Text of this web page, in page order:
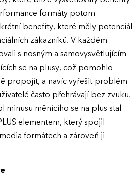
EFFIE 2026
O EFFIE
formáty potom
benefity, které měly potenciál
zákazníků. V každém
s nosným a samovysvětlujícím
se na plusy, což pomohlo
propojit, a navíc vyřešit problém
často přehrávají bez zvuku.
minusu měnícího se na plus stal
elementem, který spojil
formátech a zároveň ji